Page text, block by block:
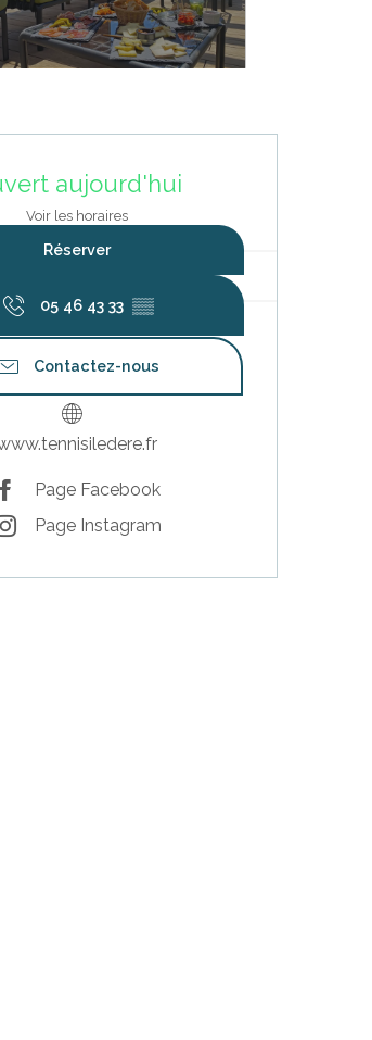
aujourd'hui
Voir les horaires
Réserver
05 46 43 33 ▒▒
Contactez-nous
Page Facebook
Page Instagram